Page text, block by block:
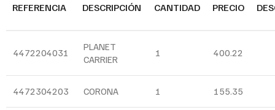
REFERENCIA DESCRIPCIÓN CANTIDAD PRECIO
4472204031
PLANET
CARRIER
1 400.22
4472304203 CORONA 1 155.35